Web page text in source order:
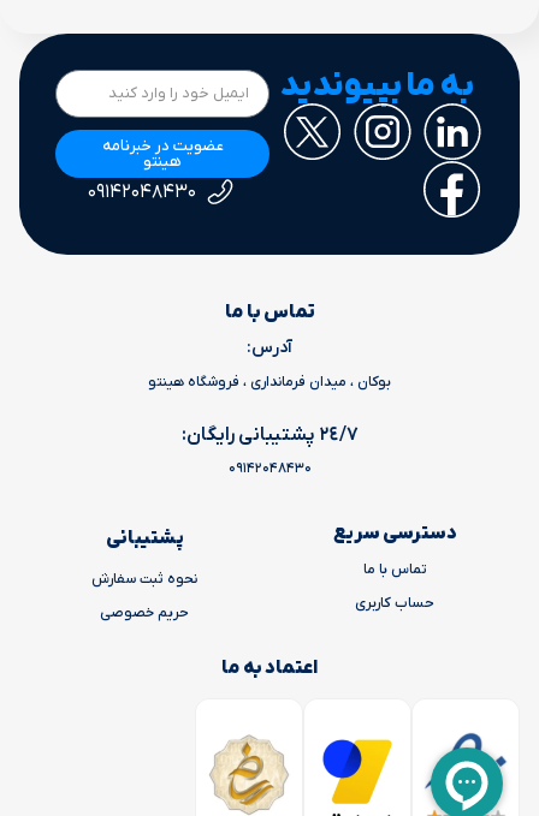
به ما بپیوندید
عضویت در خبرنامه
هینتو
۰۹۱۴۲۰۴۸۴۳۰
تماس با ما
آدرس:
بوکان ، میدان فرمانداری ، فروشگاه هینتو
٢٤/٧ پشتیبانی رایگان:
09142048430
دسترسی سریع
تماس با ما
حساب کاربری
پشتیبانی
نحوه ثبت سفارش
حریم خصوصی
اعتماد به ما